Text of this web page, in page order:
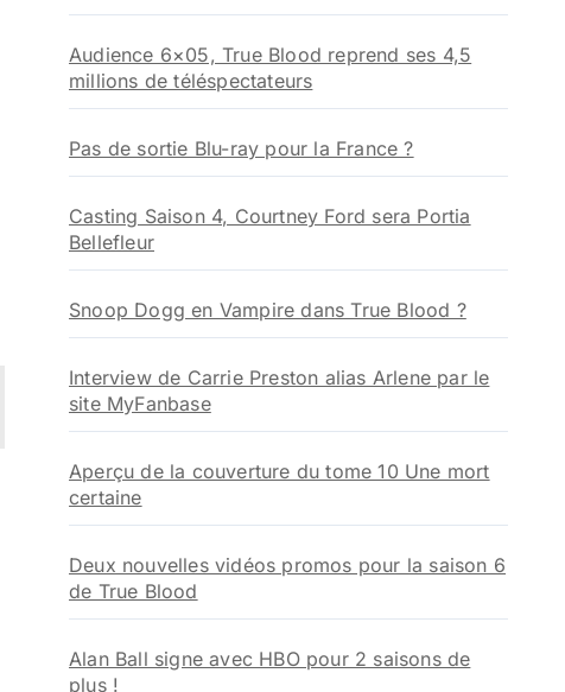
Audience 6×05, True Blood reprend ses 4,5
millions de téléspectateurs
Pas de sortie Blu-ray pour la France ?
Casting Saison 4, Courtney Ford sera Portia
Bellefleur
Snoop Dogg en Vampire dans True Blood ?
Interview de Carrie Preston alias Arlene par le
site MyFanbase
Aperçu de la couverture du tome 10 Une mort
certaine
Deux nouvelles vidéos promos pour la saison 6
de True Blood
Alan Ball signe avec HBO pour 2 saisons de
plus !